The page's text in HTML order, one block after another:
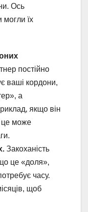
Ось
їх
постійно
ваші кордони,
а
якщо він
це може
Закоханість
це «доля»,
часу.
щоб